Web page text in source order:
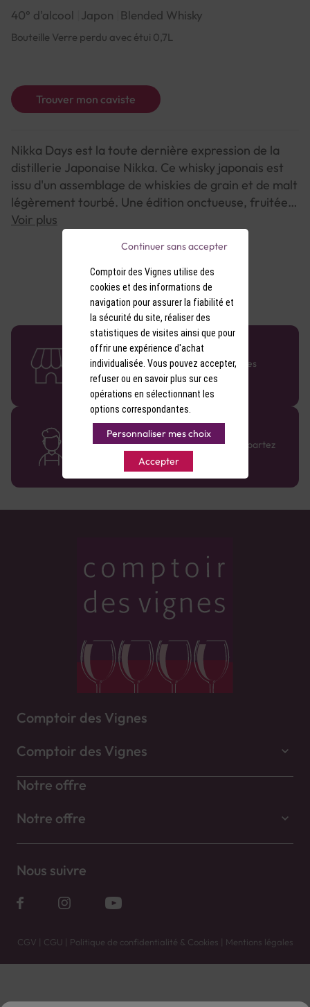
40° d'alcool Japon Blended Whisky
Bouteille Verre perdu avec étui 0,7L
Trouver mon caviste
Nikka Days est la toute dernière expression de la
distillerie Japonaise Nikka. Ce whisky japonais est
issu d'un assemblage de whiskies de grain et de malt
légèrement tourbé. Une édition onctueuse, fruitée,
marquée par de jolies notes florales. Un whisky à
déguster aussi bien pur, sur glace qu’en highball.
Voir plus
58 caves en France
Retrouvez le réseau Comptoir des Vignes
partout en France !
Des cavistes à votre écoute
Bénéficiez de conseils sur-mesure et repartez
avec le sourire :)
Comptoir des Vignes
Comptoir des Vignes
Notre offre
Notre offre
Nous suivre
CGV | CGU | Politique de confidentialité & Cookies | Mentions légales
Vente uniquement en caves. Contactez votre caviste pour plus de renseignements.
Comptoir des Vignes utilise des
cookies et des informations de
navigation pour assurer la fiabilité et
la sécurité du site, réaliser des
statistiques de visites ainsi que pour
offrir une expérience d'achat
individualisée. Vous pouvez accepter,
refuser ou en savoir plus sur ces
opérations en sélectionnant les
options correspondantes.
Personnaliser mes choix
Accepter
Continuer sans accepter